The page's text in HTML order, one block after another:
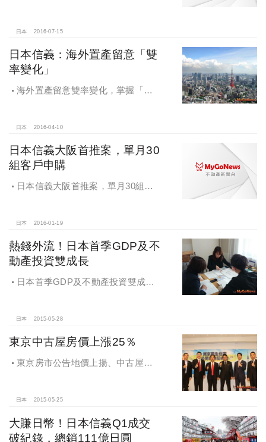
日本 2016-07-15
日本信義：海外置產留意「雙
率變化」
海外置產留意雙率變化，掌握「匯
日本 2016-04-10
日本信義大阪首推案，單月30
組客戶申購
日本信義大阪首推案，單月30組客
日本 2016-01-19
熱錢外流！日本首季GDP及不
動產投資雙成長
日本首季GDP及不動產投資雙成
日本 2015-05-28
東京中古屋房價上漲25％
東京房市公告地價上揚、中古屋房
日本 2015-05-25
大賺日幣！日本信義Q1成交
破紀錄，總銷111億日圓